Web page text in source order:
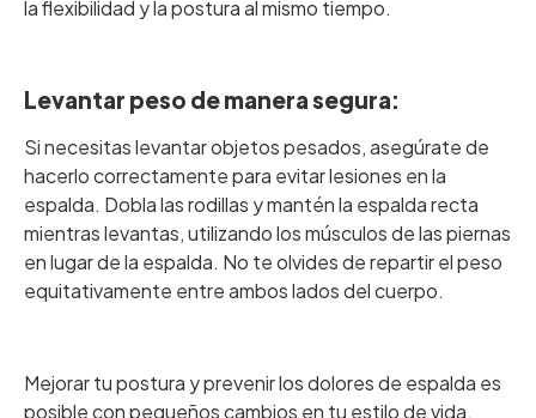
la flexibilidad y la postura al mismo tiempo.
Levantar peso de manera segura:
Si necesitas levantar objetos pesados, asegúrate de
hacerlo correctamente para evitar lesiones en la
espalda. Dobla las rodillas y mantén la espalda recta
mientras levantas, utilizando los músculos de las piernas
en lugar de la espalda. No te olvides de repartir el peso
equitativamente entre ambos lados del cuerpo.
Mejorar tu postura y prevenir los dolores de espalda es
posible con pequeños cambios en tu estilo de vida.